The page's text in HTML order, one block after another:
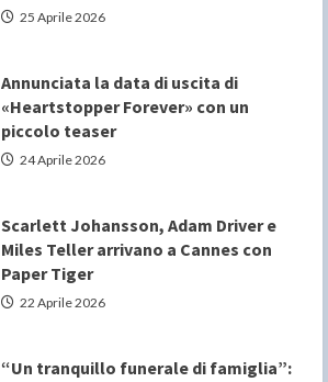
25 Aprile 2026
Annunciata la data di uscita di
«Heartstopper Forever» con un
piccolo teaser
24 Aprile 2026
Scarlett Johansson, Adam Driver e
Miles Teller arrivano a Cannes con
Paper Tiger
22 Aprile 2026
“Un tranquillo funerale di famiglia”: